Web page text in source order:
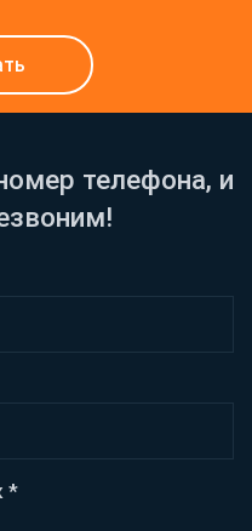
телефона, и
*